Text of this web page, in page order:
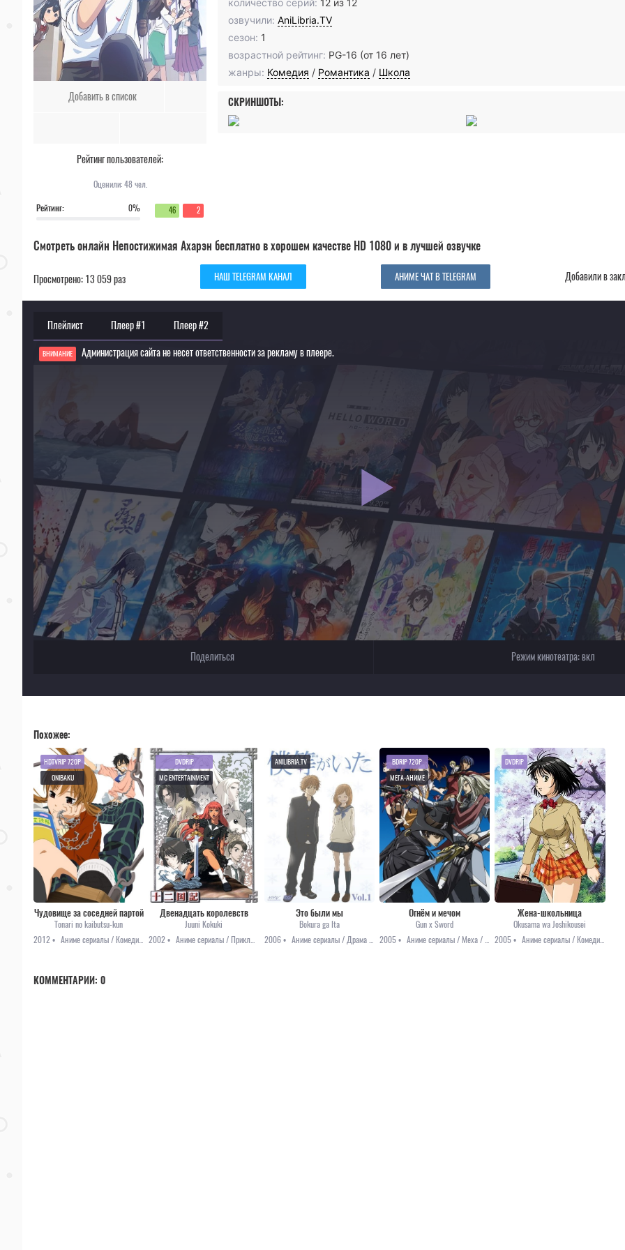
Добавить в список
Рейтинг пользователей:
Оценили:48чел.
Рейтинг: 0% 46 2
озвучили: AniLibria.TV
сезон: 1
возрастной рейтинг: PG-16 (от 16 лет)
жанры: Комедия / Романтика / Школа
СКРИНШОТЫ:
Смотреть онлайн Непостижимая Ахарэн бесплатно в хорошем качестве HD 1080 и в лучшей озвучке
Просмотрено: 13 059 раз НАШ TELEGRAM КАНАЛ АНИМЕ ЧАТ В TELEGRAM Добавили в
Плейлист Плеер #1 Плеер #2
ВНИМАНИЕ
Администрация сайта не несет ответственности за рекламу в плеере.
Для просмотра некоторых аниме необходимо установить VPN
Текущее воспроизведение：Непостижимая Ахарэн
Поделиться Режим кинотеатра:вкл
Похожее:
Чудовище за соседней партой
Tonari no kaibutsu-kun
2012 •
HDTVRIP 720P
ONIBAKU
Двенадцать королевств
Juuni Kokuki
2002 •
DVDRIP
MC ENTERTAINMENT
Это были мы
Bokura ga Ita
2006 •
ANILIBRIA.TV
Огнём и мечом
Gun x Sword
2005 •
BDRIP 720P
МЕГА-АНИМЕ
Жена-школьница
Okusama wa Joshikousei
2005 •
DVDRIP
КОММЕНТАРИИ: 0